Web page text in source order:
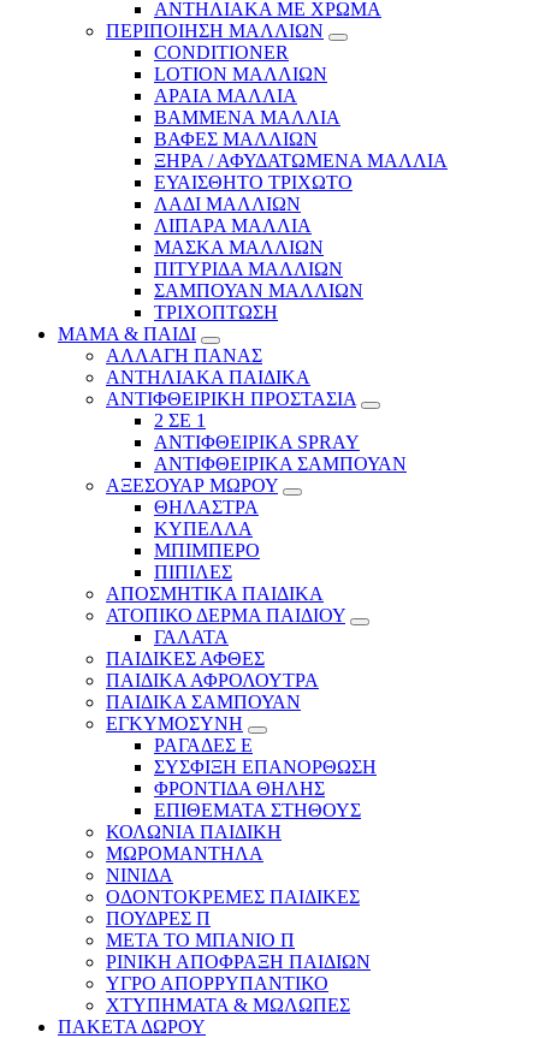
ΑΝΤΗΛΙΑΚΑ ΜΕ ΧΡΩΜΑ
ΠΕΡΙΠΟΙΗΣΗ ΜΑΛΛΙΩΝ
CONDITIONER
LOTION ΜΑΛΛΙΩΝ
ΑΡΑΙΑ ΜΑΛΛΙΑ
ΒΑΜΜΕΝΑ ΜΑΛΛΙΑ
ΒΑΦΕΣ ΜΑΛΛΙΩΝ
ΞΗΡΑ / ΑΦΥΔΑΤΩΜΕΝΑ ΜΑΛΛΙΑ
ΕΥΑΙΣΘΗΤΟ ΤΡΙΧΩΤΟ
ΛΑΔΙ ΜΑΛΛΙΩΝ
ΛΙΠΑΡΑ ΜΑΛΛΙΑ
ΜΑΣΚΑ ΜΑΛΛΙΩΝ
ΠΙΤΥΡΙΔΑ ΜΑΛΛΙΩΝ
ΣΑΜΠΟΥΑΝ ΜΑΛΛΙΩΝ
ΤΡΙΧΟΠΤΩΣΗ
ΜΑΜΑ & ΠΑΙΔΙ
ΑΛΛΑΓΗ ΠΑΝΑΣ
ΑΝΤΗΛΙΑΚΑ ΠΑΙΔΙΚΑ
ΑΝΤΙΦΘΕΙΡΙΚΗ ΠΡΟΣΤΑΣΙΑ
2 ΣΕ 1
ΑΝΤΙΦΘΕΙΡΙΚΑ SPRAY
ΑΝΤΙΦΘΕΙΡΙΚΑ ΣΑΜΠΟΥΑΝ
ΑΞΕΣΟΥΑΡ ΜΩΡΟΥ
ΘΗΛΑΣΤΡΑ
ΚΥΠΕΛΛΑ
ΜΠΙΜΠΕΡΟ
ΠΙΠΙΛΕΣ
ΑΠΟΣΜΗΤΙΚΑ ΠΑΙΔΙΚΑ
ΑΤΟΠΙΚΟ ΔΕΡΜΑ ΠΑΙΔΙΟΥ
ΓΑΛΑΤΑ
ΠΑΙΔΙΚΕΣ ΑΦΘΕΣ
ΠΑΙΔΙΚΑ ΑΦΡΟΛΟΥΤΡΑ
ΠΑΙΔΙΚΑ ΣΑΜΠΟΥΑΝ
ΕΓΚΥΜΟΣΥΝΗ
ΡΑΓΑΔΕΣ Ε
ΣΥΣΦΙΞΗ ΕΠΑΝΟΡΘΩΣΗ
ΦΡΟΝΤΙΔΑ ΘΗΛΗΣ
ΕΠΙΘΕΜΑΤΑ ΣΤΗΘΟΥΣ
ΚΟΛΩΝΙΑ ΠΑΙΔΙΚΗ
ΜΩΡΟΜΑΝΤΗΛΑ
ΝΙΝΙΔΑ
ΟΔΟΝΤΟΚΡΕΜΕΣ ΠΑΙΔΙΚΕΣ
ΠΟΥΔΡΕΣ Π
ΜΕΤΑ ΤΟ ΜΠΑΝΙΟ Π
ΡΙΝΙΚΗ ΑΠΟΦΡΑΞΗ ΠΑΙΔΙΩΝ
ΥΓΡΟ ΑΠΟΡΡΥΠΑΝΤΙΚΟ
ΧΤΥΠΗΜΑΤΑ & ΜΩΛΩΠΕΣ
ΠΑΚΕΤΑ ΔΩΡΟΥ